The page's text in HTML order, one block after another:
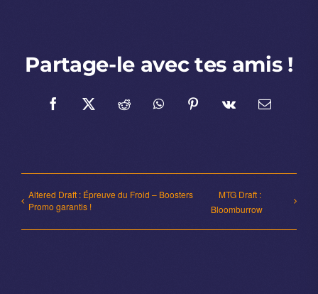
Partage-le avec tes amis !
Facebook
X RedditWhatsAppPinterest
Vk Email
Altered Draft : Épreuve du Froid – Boosters
Promo garantis !
MTG Draft :
Bloomburrow